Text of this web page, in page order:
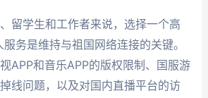
留学生和工作者来说，选择一个高
务是维持与祖国网络连接的关键。
APP和音乐APP的版权限制、国服游
线问题，以及对国内直播平台的访